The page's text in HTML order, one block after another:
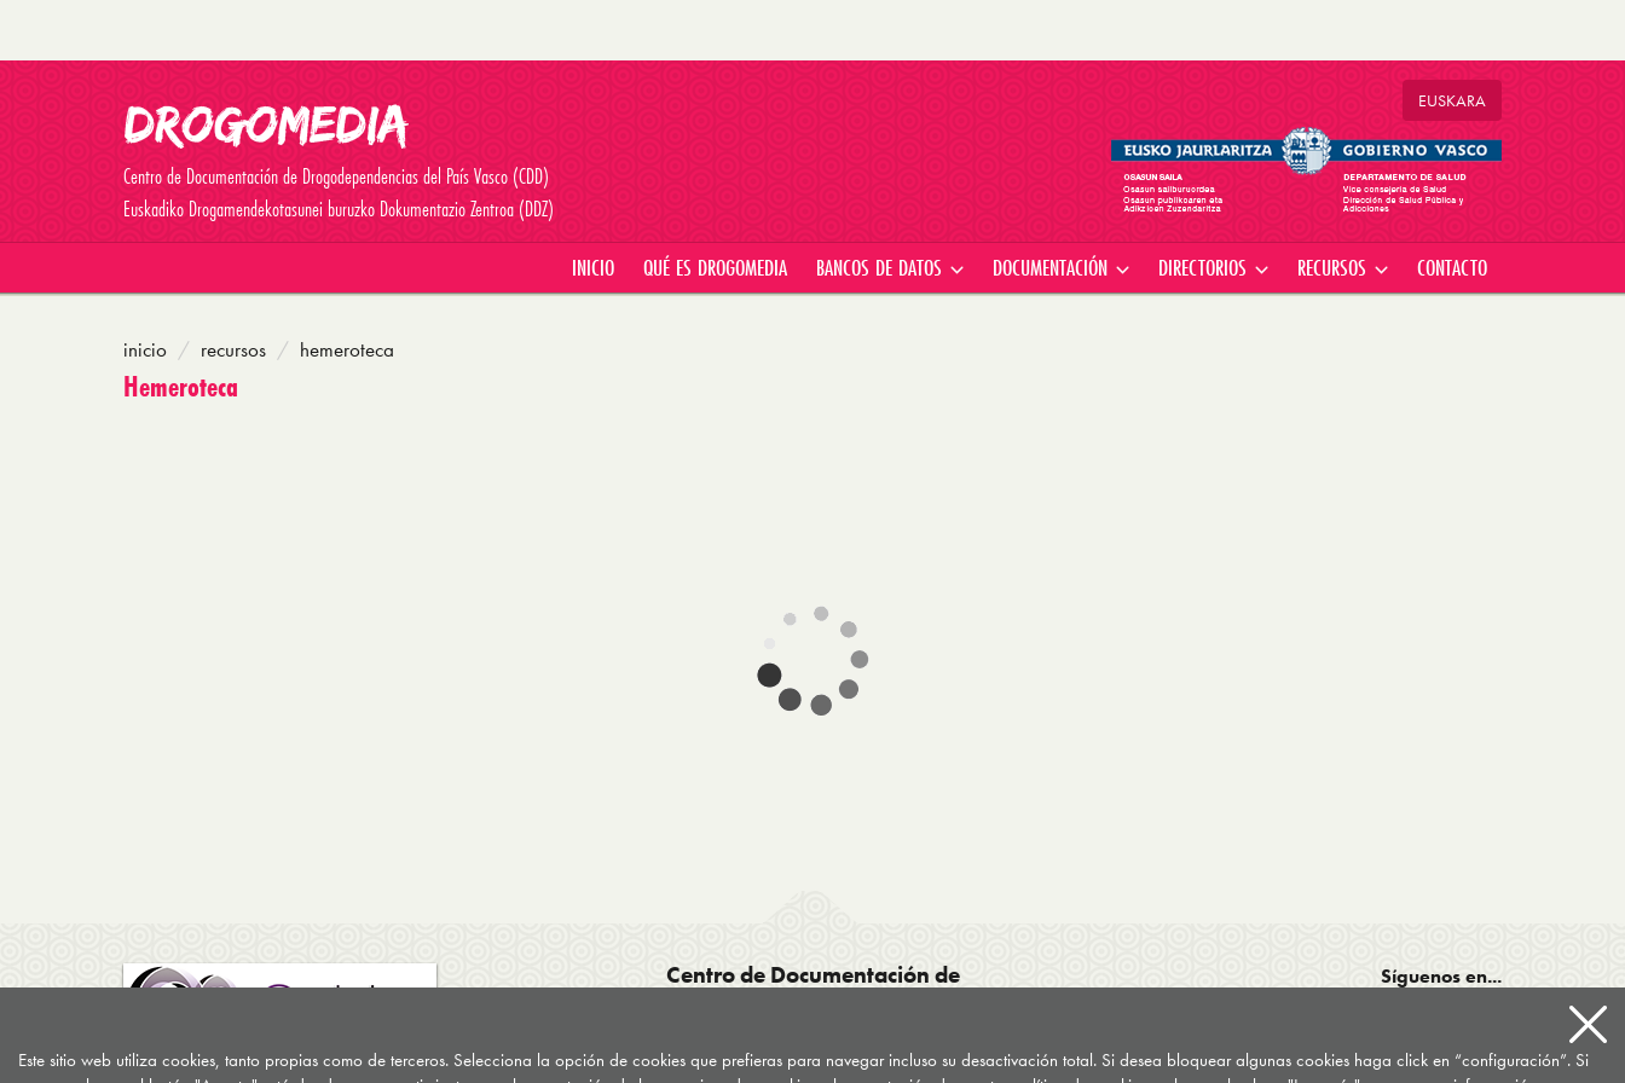
Centro de Documentación de Drogodependencias del País Vasco (CDD)
Euskadiko Drogamendekotasunei buruzko Dokumentazio Zentroa (DDZ)
EUSKARA
INICIO QUÉ ES DROGOMEDIA BANCOS DE DATOS DOCUMENTACIÓN DIRECTORIOS RECURSOS CONTACTO
inicio recursos hemeroteca
Hemeroteca
Centro de Documentación de
Drogodependencias del País Vasco CDD
20003 Donostia San Sebastián
Síguenos en...
Este sitio web utiliza cookies, tanto propias como de terceros. Selecciona la opción de cookies que prefieras para navegar incluso su desactivación total. Si desea bloquear algunas cookies haga click en “configuración”. Si